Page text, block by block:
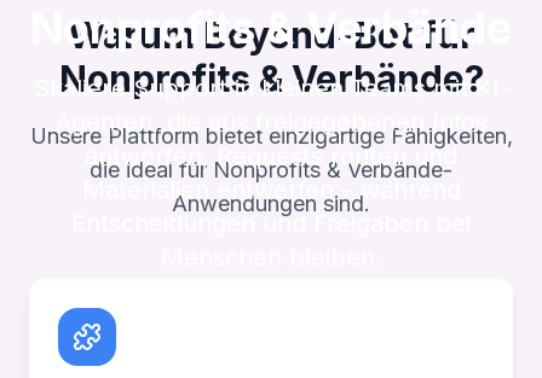
Nonprofits & Verbände
Skaliere Support in kleinen Teams mit KI-
Agenten, die aus freigegebenen Infos
antworten, Requests routen und
Materialien entwerfen – während
Entscheidungen und Freigaben bei
Warum Beyond-Bot für
Nonprofits & Verbände?
Unsere Plattform bietet einzigartige Fähigkeiten,
die ideal für Nonprofits & Verbände-
Anwendungen sind.